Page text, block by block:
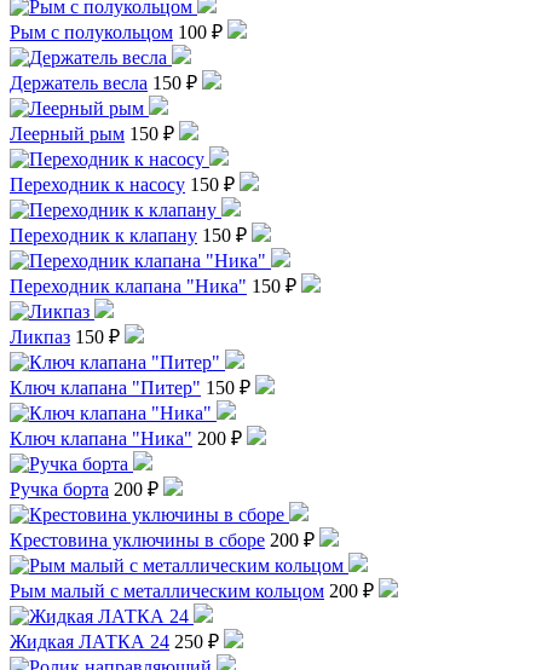
Рым с полукольцом 100 ₽
Держатель весла 150 ₽
Леерный рым 150 ₽
Переходник к насосу 150 ₽
Переходник к клапану 150 ₽
Переходник клапана "Ника" 150 ₽
Ликпаз 150 ₽
Ключ клапана "Питер" 150 ₽
Ключ клапана "Ника" 200 ₽
Ручка борта 200 ₽
Крестовина уключины в сборе 200 ₽
Рым малый с металлическим кольцом 200 ₽
Жидкая ЛАТКА 24 250 ₽